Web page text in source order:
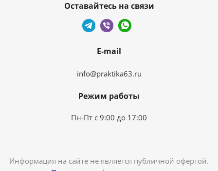
Оставайтесь на связи
E-mail
info@praktika63.ru
Режим работы
Пн-Пт с 9:00 до 17:00
Информация на сайте не является публичной офертой.